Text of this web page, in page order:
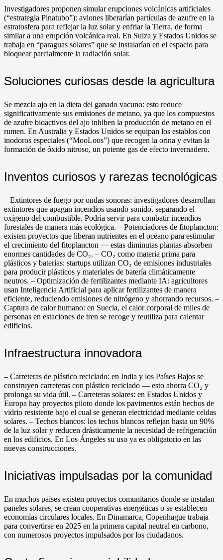
Investigadores proponen simular erupciones volcánicas artificiales
(“estrategia Pinatubo”): aviones liberarían partículas de azufre en la
estratosfera para reflejar la luz solar y enfriar la Tierra, de forma
similar a una erupción volcánica real. En Suiza y Estados Unidos se
trabaja en “paraguas solares” que se instalarían en el espacio para
bloquear parcialmente la radiación solar.
Soluciones curiosas desde la agricultura
Se mezcla ajo en la dieta del ganado vacuno: esto reduce
significativamente sus emisiones de metano, ya que los compuestos
de azufre bioactivos del ajo inhiben la producción de metano en el
rumen. En Australia y Estados Unidos se equipan los establos con
inodoros especiales (“MooLoos”) que recogen la orina y evitan la
formación de óxido nitroso, un potente gas de efecto invernadero.
Inventos curiosos y rarezas tecnológicas
– Extintores de fuego por ondas sonoras: investigadores desarrollan
extintores que apagan incendios usando sonido, separando el
oxígeno del combustible. Podría servir para combatir incendios
forestales de manera más ecológica. – Potenciadores de fitoplancton:
existen proyectos que liberan nutrientes en el océano para estimular
el crecimiento del fitoplancton — estas diminutas plantas absorben
enormes cantidades de CO₂. – CO₂ como materia prima para
plásticos y baterías: startups utilizan CO₂ de emisiones industriales
para producir plásticos y materiales de batería climáticamente
neutros. – Optimización de fertilizantes mediante IA: agricultores
usan Inteligencia Artificial para aplicar fertilizantes de manera
eficiente, reduciendo emisiones de nitrógeno y ahorrando recursos. –
Captura de calor humano: en Suecia, el calor corporal de miles de
personas en estaciones de tren se recoge y reutiliza para calentar
edificios.
Infraestructura innovadora
– Carreteras de plástico reciclado: en India y los Países Bajos se
construyen carreteras con plástico reciclado — esto ahorra CO₂ y
prolonga su vida útil. – Carreteras solares: en Estados Unidos y
Europa hay proyectos piloto donde los pavimentos están hechos de
vidrio resistente bajo el cual se generan electricidad mediante celdas
solares. – Techos blancos: los techos blancos reflejan hasta un 90%
de la luz solar y reducen drásticamente la necesidad de refrigeración
en los edificios. En Los Ángeles su uso ya es obligatorio en las
nuevas construcciones.
Iniciativas impulsadas por la comunidad
En muchos países existen proyectos comunitarios donde se instalan
paneles solares, se crean cooperativas energéticas o se establecen
economías circulares locales. En Dinamarca, Copenhague trabaja
para convertirse en 2025 en la primera capital neutral en carbono,
con numerosos proyectos impulsados por los ciudadanos.